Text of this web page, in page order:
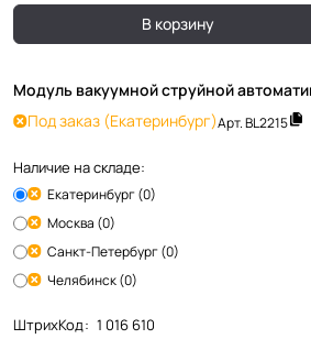
В корзину
Модуль вакуумной струйной
Под заказ (Екатеринбург)Арт.BL2215
Наличие на складе:
Екатеринбург (0)
Москва (0)
Санкт-Петербург (0)
Челябинск (0)
ШтрихКод: 1 016 610